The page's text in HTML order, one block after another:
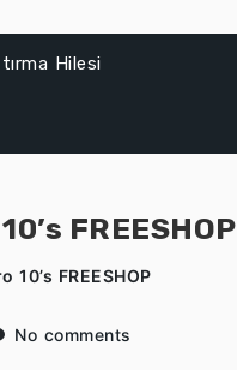
Hilesi
FREESHOP
FREESHOP
No comments